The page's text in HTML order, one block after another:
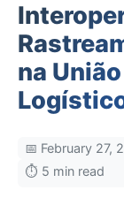
na
📅 February 27,
⏱️ 5 min read